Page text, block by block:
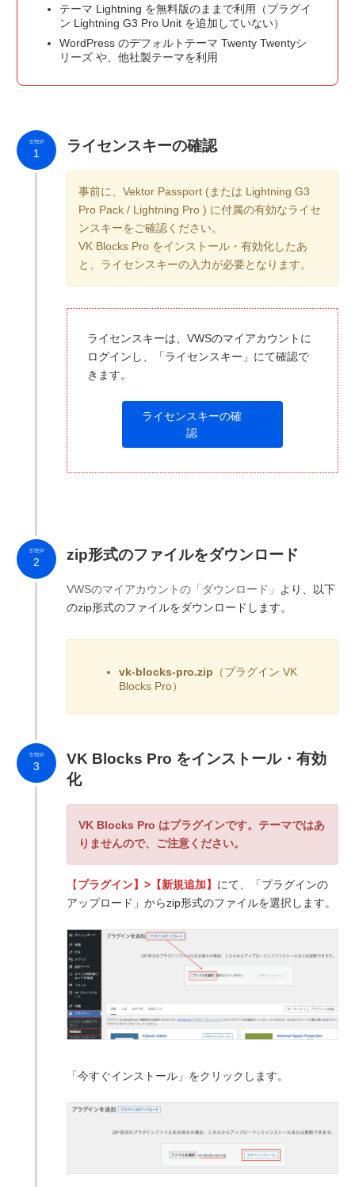
テーマ Lightning を無料版のままで利用（プラグイ
ン Lightning G3 Pro Unit を追加していない）
WordPress のデフォルトテーマ Twenty Twentyシ
リーズ や、他社製テーマを利用
ライセンスキーの確認
事前に、Vektor Passport (または Lightning G3
Pro Pack / Lightning Pro ) に付属の有効なライセ
ンスキーをご確認ください。
VK Blocks Pro をインストール・有効化したあ
と、ライセンスキーの入力が必要となります。
ライセンスキーは、VWSのマイアカウントに
ログインし、「ライセンスキー」にて確認で
きます。
ライセンスキーの確
認
STEP
1
zip形式のファイルをダウンロード
VWSのマイアカウントの「ダウンロード」
より、以下
のzip形式のファイルをダウンロードします。
vk-blocks-pro.zip （プラグイン VK
Blocks Pro）
STEP
2
VK Blocks Pro をインストール・有効
化
VK Blocks Pro はプラグインです。テーマではあ
りませんので、ご注意ください。
【プラグイン】>【新規追加】 にて、「プラグインの
アップロード」からzip形式のファイルを選択します。
「今すぐインストール」をクリックします。
STEP
3